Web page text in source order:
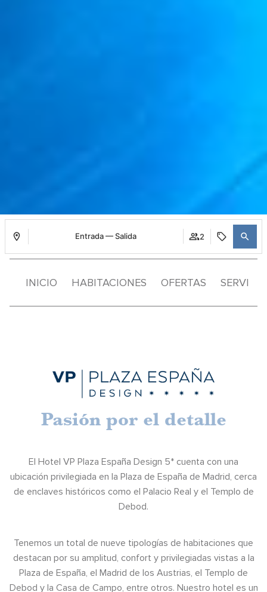
Entrada — Salida 2
INICIO HABITACIONES OFERTAS
Pasión por el detalle
El Hotel VP Plaza España Design 5* cuenta con una
ubicación privilegiada en la Plaza de España de Madrid, cerca
de enclaves históricos como el Palacio Real y el Templo de
Debod.
Tenemos un total de nueve tipologías de habitaciones que
destacan por su amplitud, confort y privilegiadas vistas a la
Plaza de España, el Madrid de los Austrias, el Templo de
Debod y la Casa de Campo, entre otros. Nuestro hotel es un